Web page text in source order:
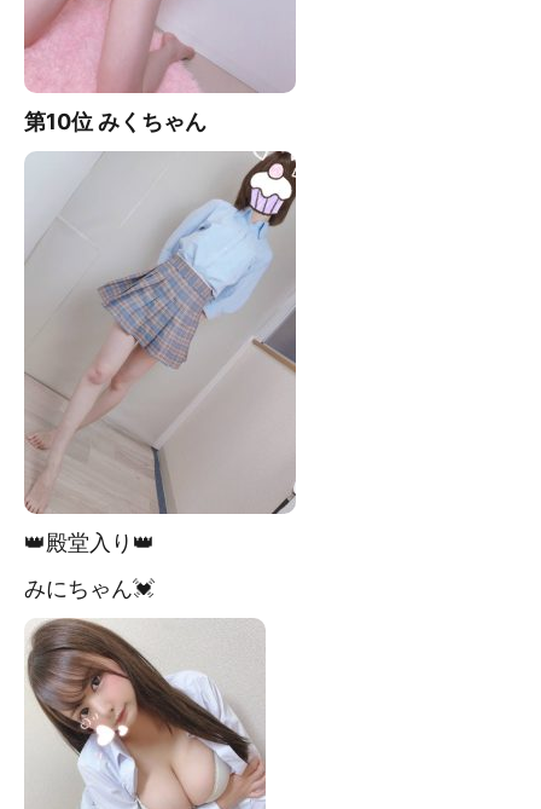
第10位 みく ちゃん
👑殿堂入り👑
みにちゃん💓